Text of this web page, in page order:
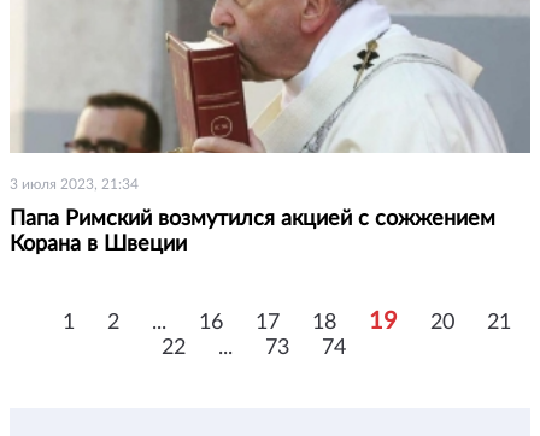
3 июля 2023, 21:34
Папа Римский возмутился акцией с сожжением
Корана в Швеции
1 2 ... 16 17 18 19 20
21
22
... 73 74